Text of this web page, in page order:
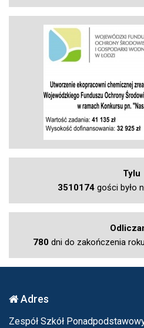
Tylu
3510174 gości było
780dni do zakończenia
Adres
Zespół Szkół